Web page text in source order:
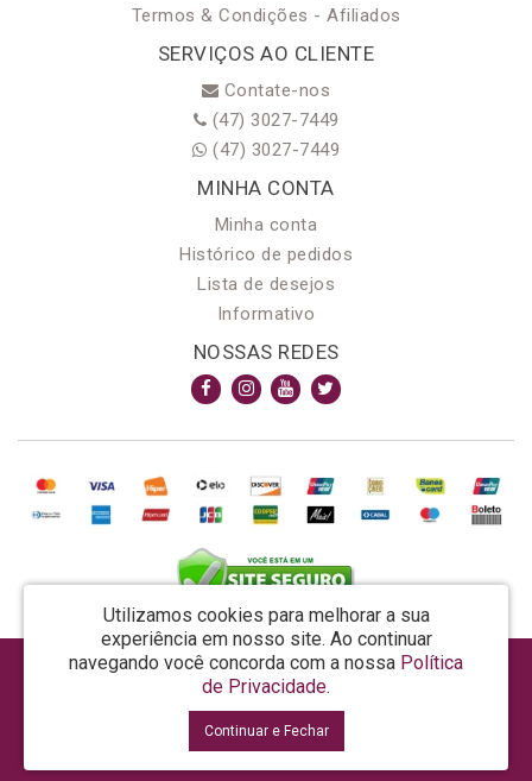
Termos & Condições - Afiliados
SERVIÇOS AO CLIENTE
Contate-nos
(47) 3027-7449
(47) 3027-7449
MINHA CONTA
Minha conta
Histórico de pedidos
Lista de desejos
Informativo
NOSSAS REDES
Utilizamos cookies para melhorar a sua
experiência em nosso site. Ao continuar
navegando você concorda com a nossa Política
de Privacidade.
Continuar e Fechar
AROMA & MAGIA MANUF DE PROD COSMECEUTICOS LTDA EPP - CNPJ: 81.362.295/0001-48
Rua da Prosperidade, 480 - Araquari - SC - CEP: 89245-000
La Vertuan © 2026